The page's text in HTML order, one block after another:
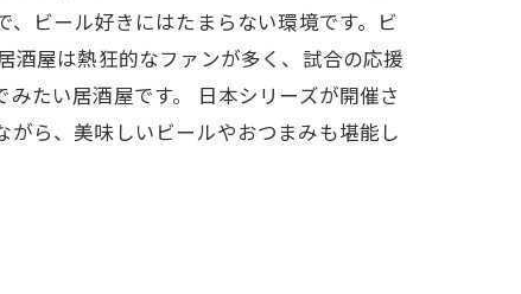
ビール好きにはたまらない環境です。ビ
酒屋は熱狂的なファンが多く、試合の応援
たい居酒屋です。 日本シリーズが開催さ
ら、美味しいビールやおつまみも堪能し